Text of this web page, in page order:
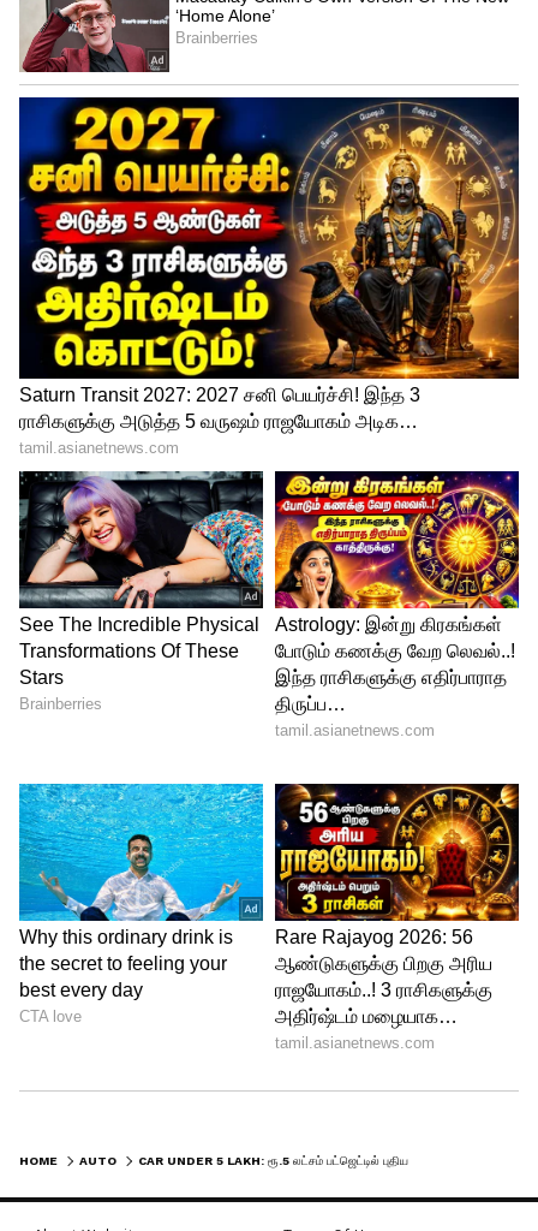
Related Articles
TVS Ntorq 125: ரூ.82,500 விலையில்
டிவிஎஸ் என்டார்க் 125 டிஸ்க் ஸ்கூட்டர்..
விலை, மைலேஜ் எல்லாம் தெறிக்குது!
Tata Sierra EV: 665 கி.மீ. ரேஞ்ச், 15
நிமிஷத்துல சார்ஜ்! மாஸா.., கிளாசா
அறிமுகமான டாடா சியெரா இவி..
3
5
Image Credit :Google
கேபினில் புதிய அனுபவம்
உள்ளமைப்பிலும் பல முக்கிய மேம்பாடுகள்
இடம்பெற்றுள்ளன. 10 இன்ச் டச் ஸ்கிரீன்
இன்ஃபோடெயின்மென்ட் சிஸ்டம், டிஜிட்டல்
இன்ஸ்ட்ரூமென்ட் கிளஸ்டர், ஆண்ட்ராய்டு
மவுண்டட் கட்டுப்பாடுகள் மற்றும் பவர்
விண்டோஸ் போன்ற அம்சங்கள் பயண
அனுபவத்தை மேம்படுத்துகின்றன.
இதனால் இந்த கார் முதல் முறையாக கார்
வாங்கும் இளைஞர்கள் மற்றும் சிறிய
குடும்பங்களை அதிகம் கவரக்கூடும்.
HOME AUTO